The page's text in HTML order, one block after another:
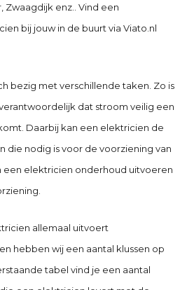
enz.. Vind een
bij jouw in de buurt via Viato.nl
bezig met verschillende taken. Zo is
dat stroom veilig een
Daarbij kan een elektricien de
die nodig is voor de voorziening van
een elektricien onderhoud uitvoeren
allemaal uitvoert
hebben wij een aantal klussen op
tabel vind je een aantal